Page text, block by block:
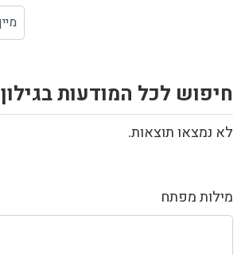
מילות מפתח
חיפוש לכל המודעות בגילון
לא נמצאו תוצאות.